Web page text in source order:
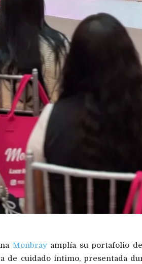
Monbrayamplía su portafolio
de cuidado íntimo, presentada